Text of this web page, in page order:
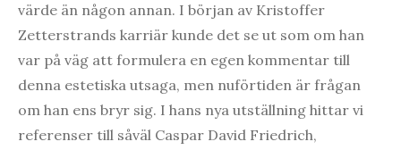
värde än någon annan. I början av Kristoffer
Zetterstrands karriär kunde det se ut som om han
var på väg att formulera en egen kommentar till
denna estetiska utsaga, men nuförtiden är frågan
om han ens bryr sig. I hans nya utställning hittar vi
referenser till såväl Caspar David Friedrich,